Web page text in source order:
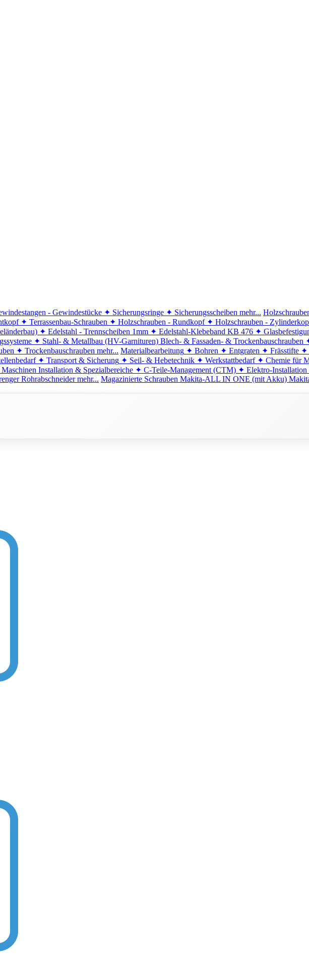
- Gewindestücke ✦ Sicherungsringe ✦ Sicherungsscheiben mehr...
✦ Terrassenbau-Schrauben ✦ Holzschrauben - Rundkopf ✦ Holzschrauben -
✦ Edelstahl - Trennscheiben 1mm ✦ Edelstahl-Klebeband KB 476 ✦
✦ Stahl- & Metallbau (HV-Garnituren) Blech- & Fassaden- & Trockenbauschrauben
✦ Trockenbauschrauben mehr... Materialbearbeitung ✦ Bohren ✦ Entgraten ✦ Frässtifte ✦
✦ Transport & Sicherung ✦ Seil- & Hebetechnik ✦ Werkstattbedarf ✦ Chemie für
Installation & Spezialbereiche ✦ C-Teile-Management (CTM) ✦ Elektro-Installation
Rohrabschneider mehr... Magazinierte Schrauben Makita-ALL IN ONE (mit Akku)